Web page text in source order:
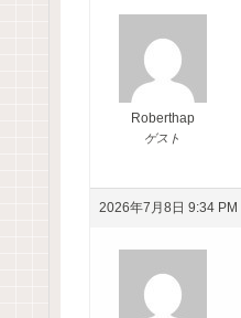
Roberthap
ゲスト
2026年7月8日 9:34 PM